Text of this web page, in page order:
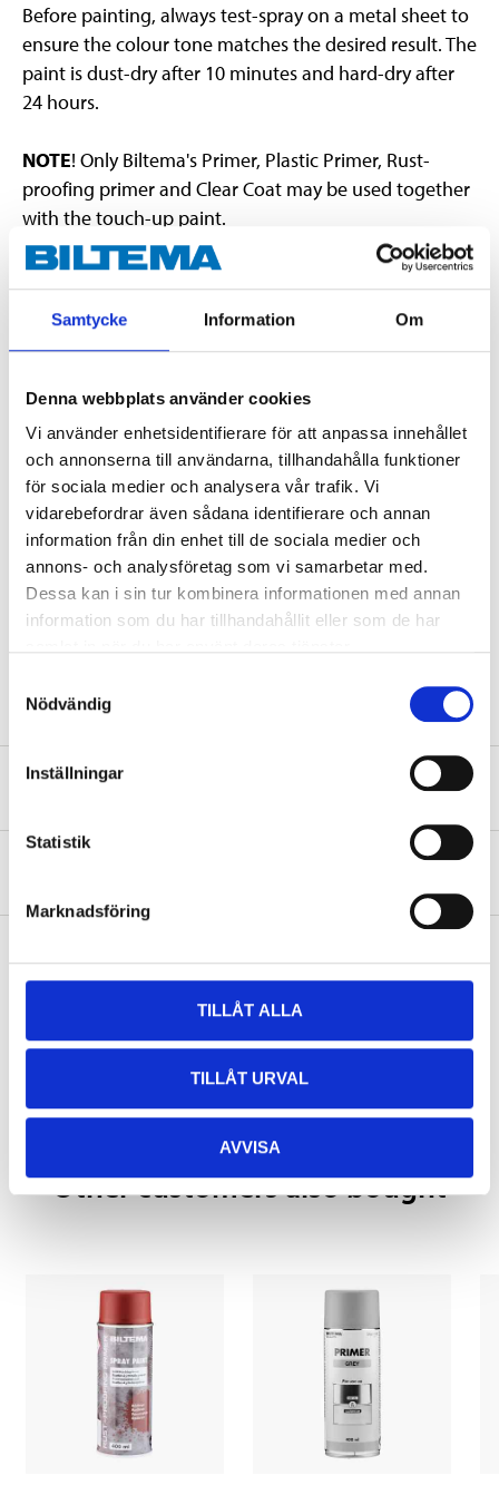
Samtycke Information Om
Denna webbplats använder cookies
Vi använder enhetsidentifierare för att anpassa innehållet
och annonserna till användarna, tillhandahålla funktioner
för sociala medier och analysera vår trafik. Vi
vidarebefordrar även sådana identifierare och annan
information från din enhet till de sociala medier och
annons- och analysföretag som vi samarbetar med.
Dessa kan i sin tur kombinera informationen med annan
information som du har tillhandahållit eller som de har
Nödvändig
Inställningar
Statistik
Marknadsföring
TILLÅT ALLA
TILLÅT URVAL
AVVISA
Before painting, always test-spray on a metal sheet to
ensure the colour tone matches the desired result. The
paint is dust-dry after 10 minutes and hard-dry after
24 hours.
NOTE! Only Biltema's Primer, Plastic Primer, Rust-
proofing primer and Clear Coat may be used together
with the touch-up paint.
EUH211 Warning! Hazardous respirable droplets may be formed
H222 Extremely flammable aerosol.
H229 Pressurised container: May burst if heated.
H319 Causes serious eye irritation.
H336 May cause drowsiness or dizziness.
Technical specifications
Volume
400 ml
Safety instructions and other information
Pay & Collect
Pay & Collect in your local store within 2 hours! For more information
READ MORE
Other customers also bought